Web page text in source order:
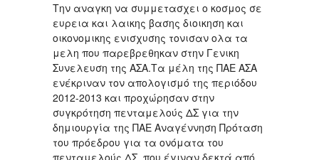
Την αναγκη να συμμετασχει ο κοσμος σε
ευρεια και λαικης βασης διοικηση και
οικονομικης ενισχυσης τονισαν ολα τα
μελη που παρεβρεθηκαν στην Γενικη
Συνελευση της ΑΣΑ.Τα μέλη της ΠΑΕ ΑΣΑ
ενέκριναν τον απολογισμό της περιόδου
2012-2013 και προχώρησαν στην
συγκρότηση πενταμελούς ΔΣ για την
δημιουργία της ΠΑΕ Αναγέννηση Πρόταση
του πρόεδρου για τα ονόματα του